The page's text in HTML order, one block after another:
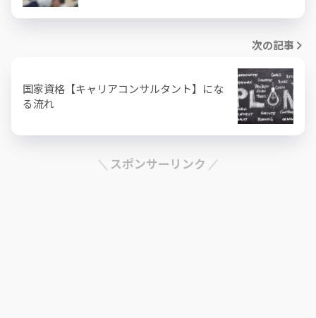
次の記事
国家資格【キャリアコンサルタント】にな
る流れ
スポンサーリンク